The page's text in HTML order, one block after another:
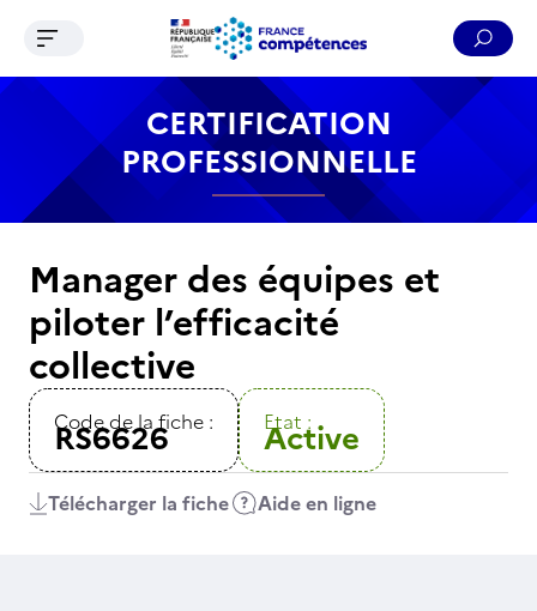
Contenu Recherche Menu Pied de page
Ouvrir le menu de navigation
CERTIFICATION
PROFESSIONNELLE
Manager des équipes et
piloter l’efficacité
collective
Code de la fiche :
RS6626 Etat :
Active
Télécharger la fiche Aide en ligne